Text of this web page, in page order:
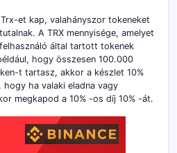
et kap, valahányszor tokeneket
A TRX mennyisége, amelyet
által tartott tokenek
hogy összesen 100.000
t tartasz, akkor a készlet 10%
ha valaki eladna vagy
megkapod a 10% -os díj 10% -át.